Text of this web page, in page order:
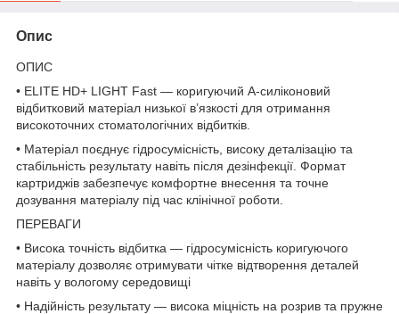
Опис
ОПИС
• ELITE HD+ LIGHT Fast — коригуючий А-силіконовий
відбитковий матеріал низької в’язкості для отримання
високоточних стоматологічних відбитків.
• Матеріал поєднує гідросумісність, високу деталізацію та
стабільність результату навіть після дезінфекції. Формат
картриджів забезпечує комфортне внесення та точне
дозування матеріалу під час клінічної роботи.
ПЕРЕВАГИ
• Висока точність відбитка — гідросумісність коригуючого
матеріалу дозволяє отримувати чітке відтворення деталей
навіть у вологому середовищі
• Надійність результату — висока міцність на розрив та пружне